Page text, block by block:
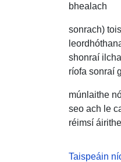
bhealach
sonrach)
shonraí
ríofa sonraí
múnlaithe
seo ach le
réimsí
Taispeáin